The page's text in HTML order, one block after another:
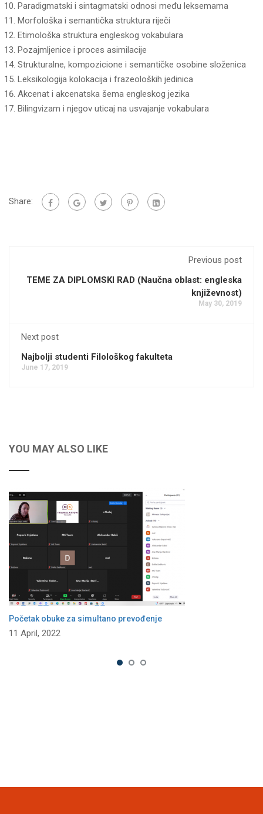
Paradigmatski i sintagmatski odnosi među leksemama
Morfološka i semantička struktura riječi
Etimološka struktura engleskog vokabulara
Pozajmljenice i proces asimilacije
Strukturalne, kompozicione i semantičke osobine složenica
Leksikologija kolokacija i frazeoloških jedinica
Akcenat i akcenatska šema engleskog jezika
Bilingvizam i njegov uticaj na usvajanje vokabulara
Share:
Previous post
TEME ZA DIPLOMSKI RAD (Naučna oblast: engleska
književnost)
May 30, 2019
Next post
Najbolji studenti Filološkog fakulteta
June 17, 2019
YOU MAY ALSO LIKE
Početak obuke za simultano prevođenje
11 April, 2022